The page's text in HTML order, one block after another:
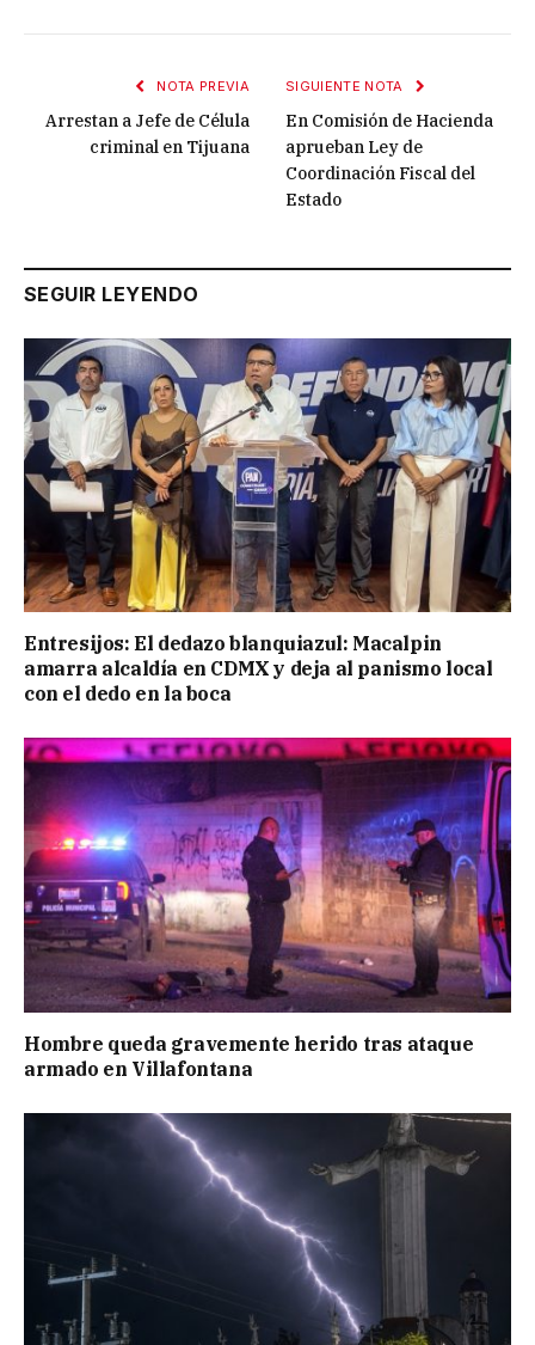
NOTA PREVIA
Arrestan a Jefe de Célula
criminal en Tijuana
SIGUIENTE NOTA
En Comisión de Hacienda
aprueban Ley de
Coordinación Fiscal del
Estado
SEGUIR LEYENDO
Entresijos: El dedazo blanquiazul: Macalpin
amarra alcaldía en CDMX y deja al panismo local
con el dedo en la boca
Hombre queda gravemente herido tras ataque
armado en Villafontana